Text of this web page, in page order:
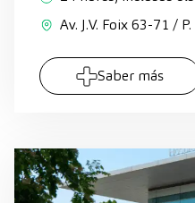
Av. J.V. Foix 63-71 /
Saber más